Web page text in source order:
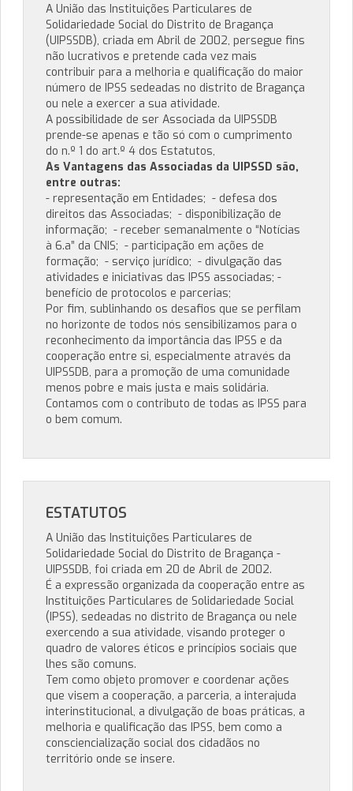
A União das Instituições Particulares de
Solidariedade Social do Distrito de Bragança
(UIPSSDB), criada em Abril de 2002, persegue fins
não lucrativos e pretende cada vez mais
contribuir para a melhoria e qualificação do maior
número de IPSS sedeadas no distrito de Bragança
ou nele a exercer a sua atividade.
A possibilidade de ser Associada da UIPSSDB
prende-se apenas e tão só com o cumprimento
do n.º 1 do art.º 4 dos Estatutos,
As Vantagens das Associadas da UIPSSD são,
entre outras:
- representação em Entidades; - defesa dos
direitos das Associadas; - disponibilização de
informação; - receber semanalmente o “Notícias
à 6.a” da CNIS; - participação em ações de
formação; - serviço jurídico; - divulgação das
atividades e iniciativas das IPSS associadas; -
benefício de protocolos e parcerias;
Por fim, sublinhando os desafios que se perfilam
no horizonte de todos nós sensibilizamos para o
reconhecimento da importância das IPSS e da
cooperação entre si, especialmente através da
UIPSSDB, para a promoção de uma comunidade
menos pobre e mais justa e mais solidária.
Contamos com o contributo de todas as IPSS para
o bem comum.
ESTATUTOS
A União das Instituições Particulares de
Solidariedade Social do Distrito de Bragança -
UIPSSDB, foi criada em 20 de Abril de 2002.
É a expressão organizada da cooperação entre as
Instituições Particulares de Solidariedade Social
(IPSS), sedeadas no distrito de Bragança ou nele
exercendo a sua atividade, visando proteger o
quadro de valores éticos e princípios sociais que
lhes são comuns.
Tem como objeto promover e coordenar ações
que visem a cooperação, a parceria, a interajuda
interinstitucional, a divulgação de boas práticas, a
melhoria e qualificação das IPSS, bem como a
consciencialização social dos cidadãos no
território onde se insere.